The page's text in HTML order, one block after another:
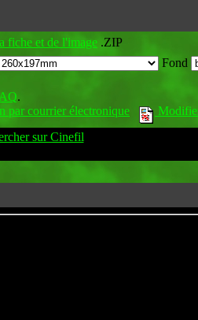
fiche et de l'image .ZIP
Fond
.
par courrier électronique
sur Cinefil